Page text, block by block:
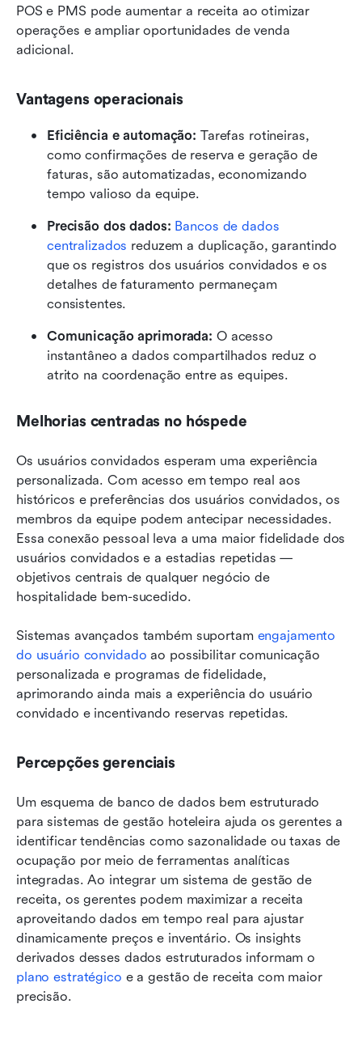
POS e PMS pode aumentar a receita ao otimizar
operações e ampliar oportunidades de venda
adicional.
Vantagens operacionais
Eficiência e automação: Tarefas rotineiras,
como confirmações de reserva e geração de
faturas, são automatizadas, economizando
tempo valioso da equipe.
Precisão dos dados: Bancos de dados
centralizados reduzem a duplicação, garantindo
que os registros dos usuários convidados e os
detalhes de faturamento permaneçam
consistentes.
Comunicação aprimorada: O acesso
instantâneo a dados compartilhados reduz o
atrito na coordenação entre as equipes.
Melhorias centradas no hóspede
Os usuários convidados esperam uma experiência
personalizada. Com acesso em tempo real aos
históricos e preferências dos usuários convidados, os
membros da equipe podem antecipar necessidades.
Essa conexão pessoal leva a uma maior fidelidade dos
usuários convidados e a estadias repetidas —
objetivos centrais de qualquer negócio de
hospitalidade bem-sucedido.
Sistemas avançados também suportam engajamento
do usuário convidado ao possibilitar comunicação
personalizada e programas de fidelidade,
aprimorando ainda mais a experiência do usuário
convidado e incentivando reservas repetidas.
Percepções gerenciais
Um esquema de banco de dados bem estruturado
para sistemas de gestão hoteleira ajuda os gerentes a
identificar tendências como sazonalidade ou taxas de
ocupação por meio de ferramentas analíticas
integradas. Ao integrar um sistema de gestão de
receita, os gerentes podem maximizar a receita
aproveitando dados em tempo real para ajustar
dinamicamente preços e inventário. Os insights
plano estratégico e a gestão de receita com maior
precisão.